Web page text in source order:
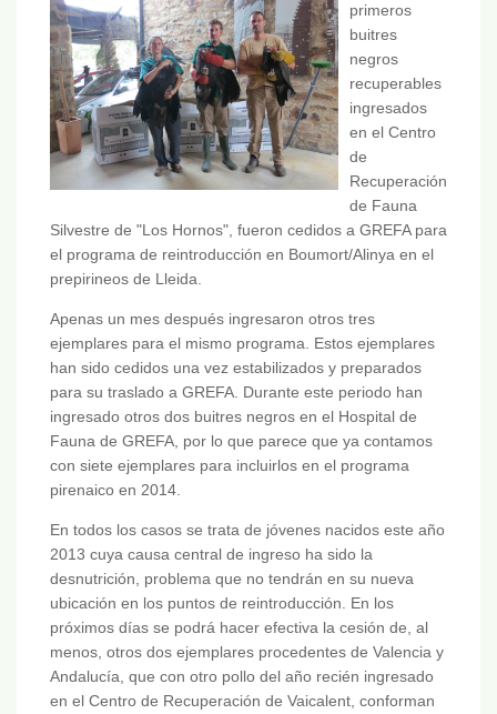
primeros
buitres
negros
recuperables
ingresados
en el Centro
de
Recuperación
de Fauna
Silvestre de "Los Hornos", fueron cedidos a GREFA para
el programa de reintroducción en Boumort/Alinya en el
prepirineos de Lleida.
Apenas un mes después ingresaron otros tres
ejemplares para el mismo programa. Estos ejemplares
han sido cedidos una vez estabilizados y preparados
para su traslado a GREFA. Durante este periodo han
ingresado otros dos buitres negros en el Hospital de
Fauna de GREFA, por lo que parece que ya contamos
con siete ejemplares para incluirlos en el programa
pirenaico en 2014.
En todos los casos se trata de jóvenes nacidos este año
2013 cuya causa central de ingreso ha sido la
desnutrición, problema que no tendrán en su nueva
ubicación en los puntos de reintroducción. En los
próximos días se podrá hacer efectiva la cesión de, al
menos, otros dos ejemplares procedentes de Valencia y
Andalucía, que con otro pollo del año recién ingresado
en el Centro de Recuperación de Vaicalent, conforman